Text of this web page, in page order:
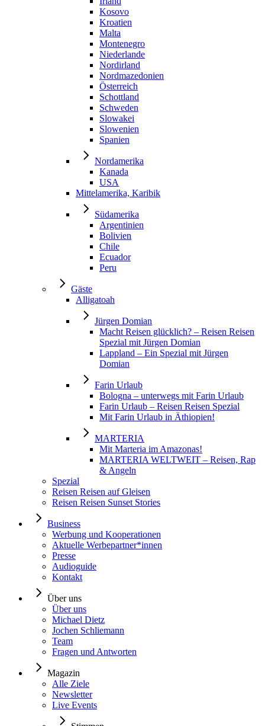
Kosovo
Kroatien
Malta
Montenegro
Niederlande
Nordirland
Nordmazedonien
Österreich
Schottland
Schweden
Slowakei
Slowenien
Spanien
Nordamerika
Kanada
USA
Mittelamerika, Karibik
Südamerika
Argentinien
Bolivien
Chile
Ecuador
Peru
Gäste
Alligatoah
Jürgen Domian
Macht Reisen glücklich? – Reisen Reisen
Spezial mit Jürgen Domian
Lappland – Ein Spezial mit Jürgen
Domian
Farin Urlaub
Bologna – unterwegs mit Farin Urlaub
Farin Urlaub – Reisen Reisen Spezial
Mit Farin Urlaub in Äthiopien!
MARTERIA
Mit Marteria im Amazonas!
MARTERIA WELTWEIT – Reisen, Rap
& Angeln
Spezial
Reisen Reisen auf Gleisen
Reisen Reisen Sunset Stories
Business
Werbung und Kooperationen
Aktuelle Werbepartner*innen
Presse
Audioguide
Kontakt
Über uns
Über uns
Michael Dietz
Jochen Schliemann
Team
Fragen und Antworten
Magazin
Alle Ziele
Newsletter
Live Events